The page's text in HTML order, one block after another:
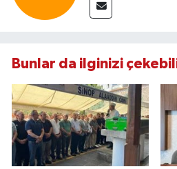
Bunlar da ilginizi